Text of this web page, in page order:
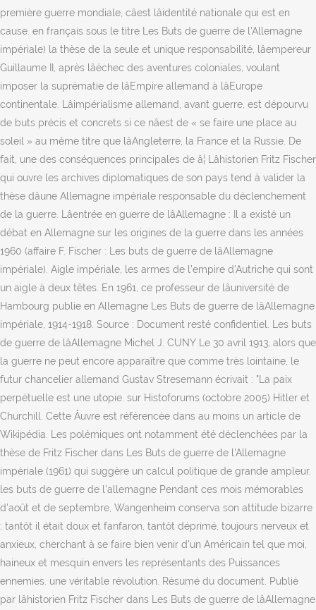
première guerre mondiale, câest lâidentité nationale qui est en
cause. en français sous le titre Les Buts de guerre de l'Allemagne
impériale) la thèse de la seule et unique responsabilité, lâempereur
Guillaume II, après lâéchec des aventures coloniales, voulant
imposer la suprématie de lâEmpire allemand à lâEurope
continentale. Lâimpérialisme allemand, avant guerre, est dépourvu
de buts précis et concrets si ce nâest de « se faire une place au
soleil » au même titre que lâAngleterre, la France et la Russie. De
fait, une des conséquences principales de â¦ Lâhistorien Fritz Fischer
qui ouvre les archives diplomatiques de son pays tend à valider la
thèse dâune Allemagne impériale responsable du déclenchement
de la guerre. Lâentrée en guerre de lâAllemagne : Il a existé un
débat en Allemagne sur les origines de la guerre dans les années
1960 (affaire F. Fischer : Les buts de guerre de lâAllemagne
impériale). Aigle impériale, les armes de l'empire d'Autriche qui sont
un aigle à deux têtes. En 1961, ce professeur de lâuniversité de
Hambourg publie en Allemagne Les Buts de guerre de lâAllemagne
impériale, 1914-1918. Source : Document resté confidentiel. Les buts
de guerre de lâAllemagne Michel J. CUNY Le 30 avril 1913, alors que
la guerre ne peut encore apparaître que comme très lointaine, le
futur chancelier allemand Gustav Stresemann écrivait : "La paix
perpétuelle est une utopie. sur Histoforums (octobre 2005) Hitler et
Churchill. Cette Åuvre est référencée dans au moins un article de
Wikipédia. Les polémiques ont notamment été déclenchées par la
thèse de Fritz Fischer dans Les Buts de guerre de l'Allemagne
impériale (1961) qui suggère un calcul politique de grande ampleur.
les buts de guerre de l'allemagne Pendant ces mois mémorables
d'août et de septembre, Wangenheim conserva son attitude bizarre
; tantôt il était doux et fanfaron, tantôt déprimé, toujours nerveux et
anxieux, cherchant à se faire bien venir d'un Américain tel que moi,
haineux et mesquin envers les représentants des Puissances
ennemies. une véritable révolution. Résumé du document. Publié
par lâhistorien Fritz Fischer dans Les Buts de guerre de lâAllemagne